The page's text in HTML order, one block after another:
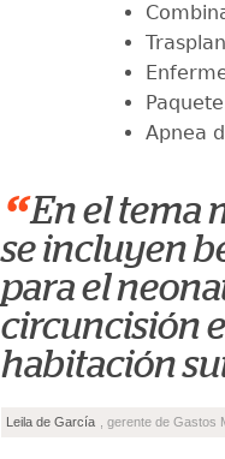
Apnea
“ En el tema
se incluyen
para el
circuncisión
habitación
Leila de García , gerente de Gastos